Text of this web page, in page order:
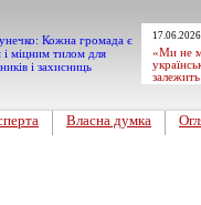
«Ми не
Власна думка